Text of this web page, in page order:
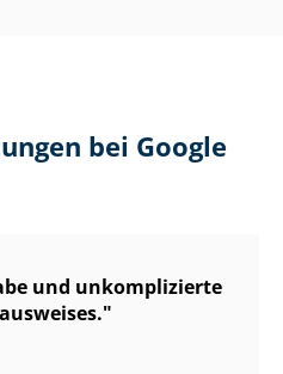
bei Google
und unkomplizierte